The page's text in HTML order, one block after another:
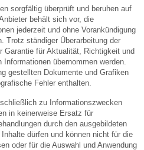
sorgfältig überprüft und beruhen auf
behält sich vor, die
jederzeit und ohne Vorankündigung
Trotz ständiger Überarbeitung der
Garantie für Aktualität, Richtigkeit und
übernommen werden.
gestellten Dokumente und Grafiken
Fehler enthalten.
zu Informationszwecken
in keinerweise Ersatz für
durch den ausgebildeten
dürfen und können nicht für die
oder für die Auswahl und Anwendung